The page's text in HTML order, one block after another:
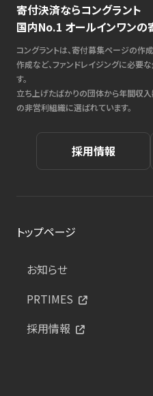
寄付決済ならコングラント
国内No.1 オールインワンの
コングラントは、寄付募集ページの作
作成など、ファンドレイジングに必要
す。
立ち上げたばかりの団体から年間収
の非営利組織に選ばれています。
採用情報
トップページ
お知らせ
PRTIMES
採用情報